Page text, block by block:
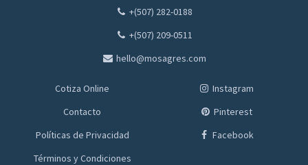
+(507) 282-0188
+(507) 209-0511
hello@mosagres.com
Cotiza Online
Contacto
Políticas de Privacidad
Términos y Condiciones
Instagram
Pinterest
Facebook